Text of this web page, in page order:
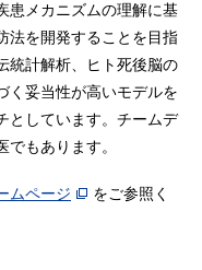
患メカニズムの理解に基
法を開発することを目指
統計解析、ヒト死後脳の
く妥当性が高いモデルを
としています。チームデ
もあります。
ムページ
をご参照く